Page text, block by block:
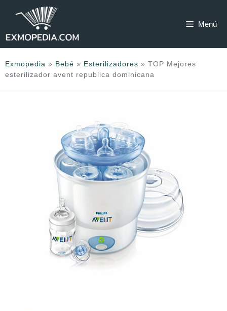
Menú
Exmopedia » Bebé » Esterilizadores » TOP Mejores
esterilizador avent republica dominicana